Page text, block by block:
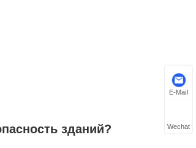
зданий?
E-Mail
Wechat